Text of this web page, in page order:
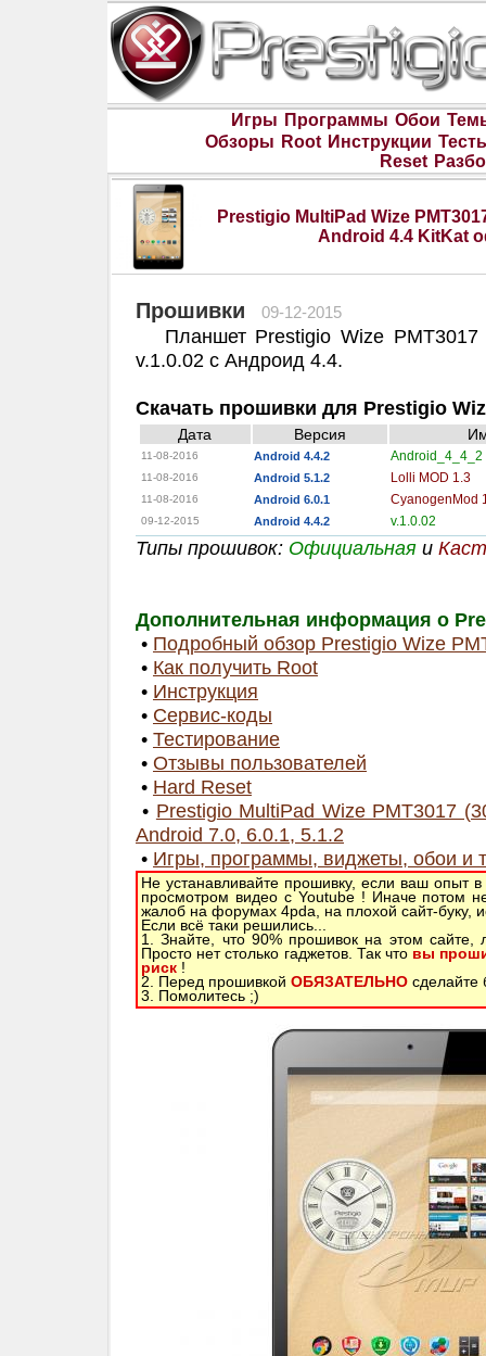
Игры Программы Обои
Обзоры Root Инструкции
Reset
Prestigio MultiPad Wize
Android 4.4 KitKat
Прошивки 09-12-2015
Планшет Prestigio Wize PMT3017
v.1.0.02 c Андроид 4.4.
Скачать прошивки для Prestigio
Дата Версия
11-08-2016 Android 4.4.2 Android_4_4_2
11-08-2016 Android 5.1.2 Lolli MOD 1.3
11-08-2016 Android 6.0.1 CyanogenMod
09-12-2015 Android 4.4.2 v.1.0.02
Типы прошивок: Официальнаяи
Дополнительная информация о
• Подробный обзор Prestigio Wize
• Как получить Root
• Инструкция
• Сервис-коды
• Тестирование
• Отзывы пользователей
• Hard Reset
• Prestigio MultiPad Wize PMT3017
Android 7.0, 6.0.1, 5.1.2
• Игры, программы, виджеты, обои и
Не устанавливайте прошивку, если ваш опыт
просмотром видео с Youtube ! Иначе потом
жалоб на форумах 4pda, на плохой сайт-буку,
Если всё таки решились...
1. Знайте, что 90% прошивок на этом сайте,
Просто нет столько гаджетов. Так что вы
риск!
2. Перед прошивкой ОБЯЗАТЕЛЬНОсделайте
3. Помолитесь ;)